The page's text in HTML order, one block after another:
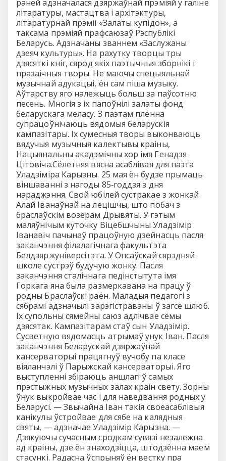
раней адзначалася дзяржаўнай прэмiяй у галiне
лiтаратуры, мастацтва i архiтэктуры,
лiтаратурнай прэмii «Залаты купiдон», а
таксама прэмiяй прафсаюзаў Рэспублiкi
Беларусь. Адзначаны званнем «Заслужаны
дзеяч культуры». На рахутку творцы тры
дзясяткi кнiг, сярод якiх паэтычныя зборнiкi i
празаiчныя творы. Не маючы спецыяльнай
музычнай адукацыi, ён сам пiша музыку.
Аўтарству яго належыць больш за паўсотню
песень. Многiя з iх папоўнiлi залаты фонд
беларускага меласу. З паэтам плённа
супрацоўнiчаюць вядомыя беларускiя
кампазiтары. Iх сумесныя творы выконваюць
вядучыя музычныя калектывы краiны,
Нацыянальны акадэмiчны хор iмя Генадзя
Цiтовiча.Сёлетняя вясна асаблiвая для паэта
Уладзiмiра Карызны. 25 мая ён будзе прымаць
вiншаваннi з нагоды 85‑годдзя з дня
нараджэння. Свой юбiлей сустракае з жонкай
Алай Iванаўнай на лецiшчы, што побач з
браслаўскiм возерам Дрывяты. У гэтым
маляўнiчым куточку Вiцебшчыны Уладзiмiр
Iванавiч пачынаў працоўную дзейнасць пасля
заканчэння фiлалагiчнага факультэта
Белдзяржунiверсiтэта. У Опсаўскай сярэдняй
школе сустрэў будучую жонку. Пасля
заканчэння сталiчнага педiнстытута iмя
Горкага яна была размеркавана на працу ў
родны Браслаўскi раён. Маладыя педагогi з
сябрамi адзначылi зарэгiстраваны ў загсе шлюб.
Iх супольны сямейны саюз адлiчвае сёмы
дзясятак. Кампазiтарам стаў сын Уладзiмiр.
Сусветную вядомасць атрымаў унук Iван. Пасля
заканчэння Беларускай дзяржаўнай
кансерваторыi працягнуў вучобу па класе
вiяланчэлi ў Парыжскай кансерваторыi. Яго
выступленнi збiраюць аншлагi ў самых
прэстыжных музычных залах краiн свету. Зорны
ўнук выкройвае час i для наведвання родных у
Беларусi. — Звычайна Iван такiя своеасаблiвыя
канiкулы ўстройвае для сябе на калядныя
святы, — адзначае Уладзiмiр Карызна. —
Дзякуючы сучасным сродкам сувязi незалежна
ад краiны, дзе ён знаходзiцца, штодзённа маем
стасункi. Радасна ўспрыняў ён вестку пра